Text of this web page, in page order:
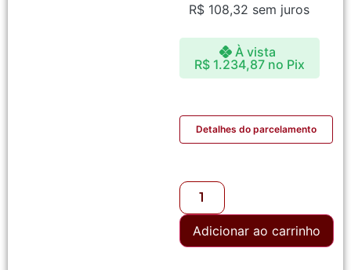
R$ 108,32 sem juros
À vista
R$1.234,87 no Pix
Detalhes do parcelamento
Adicionar ao carrinho